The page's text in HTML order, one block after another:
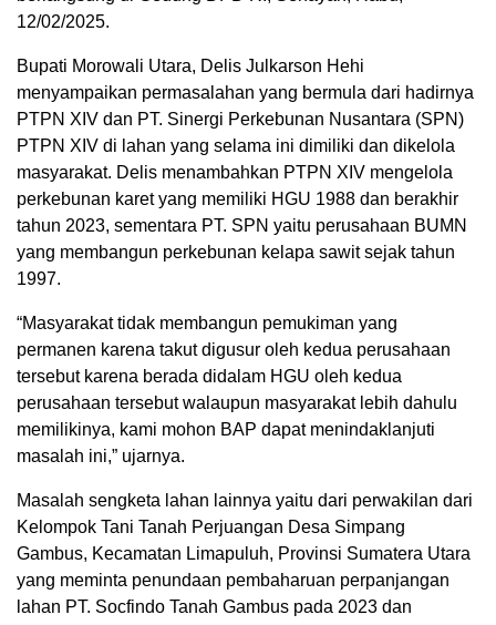
12/02/2025.
Bupati Morowali Utara, Delis Julkarson Hehi
menyampaikan permasalahan yang bermula dari hadirnya
PTPN XIV dan PT. Sinergi Perkebunan Nusantara (SPN)
PTPN XIV di lahan yang selama ini dimiliki dan dikelola
masyarakat. Delis menambahkan PTPN XIV mengelola
perkebunan karet yang memiliki HGU 1988 dan berakhir
tahun 2023, sementara PT. SPN yaitu perusahaan BUMN
yang membangun perkebunan kelapa sawit sejak tahun
1997.
“Masyarakat tidak membangun pemukiman yang
permanen karena takut digusur oleh kedua perusahaan
tersebut karena berada didalam HGU oleh kedua
perusahaan tersebut walaupun masyarakat lebih dahulu
memilikinya, kami mohon BAP dapat menindaklanjuti
masalah ini,” ujarnya.
Masalah sengketa lahan lainnya yaitu dari perwakilan dari
Kelompok Tani Tanah Perjuangan Desa Simpang
Gambus, Kecamatan Limapuluh, Provinsi Sumatera Utara
yang meminta penundaan pembaharuan perpanjangan
lahan PT. Socfindo Tanah Gambus pada 2023 dan